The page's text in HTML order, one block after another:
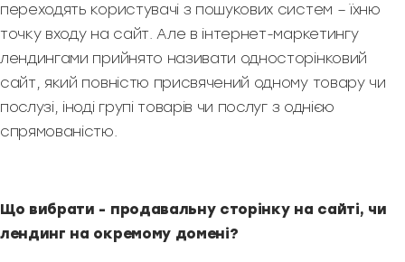
переходять користувачі з пошукових систем – їхню
точку входу на сайт. Але в інтернет-маркетингу
лендингами прийнято називати односторінковий
сайт, який повністю присвячений одному товару чи
послузі, іноді групі товарів чи послуг з однією
спрямованістю.
Що вибрати - продавальну сторінку на сайті, чи
лендинг на окремому домені?